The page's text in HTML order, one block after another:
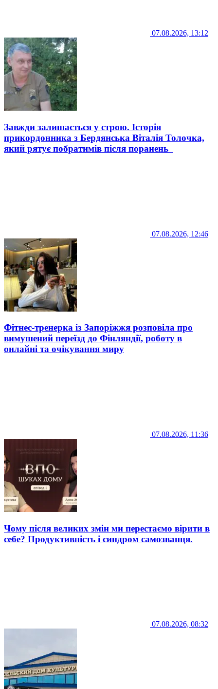
07.08.2026, 13:12
Завжди залишається у строю. Історія
прикордонника з Бердянська Віталія Толочка,
який рятує побратимів після поранень
07.08.2026, 12:46
Фітнес-тренерка із Запоріжжя розповіла про
вимушений переїзд до Фінляндії, роботу в
онлайні та очікування миру
07.08.2026, 11:36
Чому після великих змін ми перестаємо вірити в
себе? Продуктивність і синдром самозванця.
07.08.2026, 08:32